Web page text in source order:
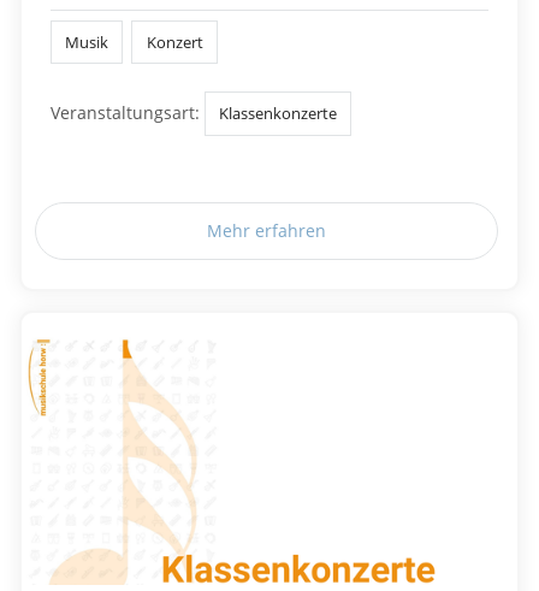
Musik Konzert
Veranstaltungsart: Klassenkonzerte
Mehr erfahren